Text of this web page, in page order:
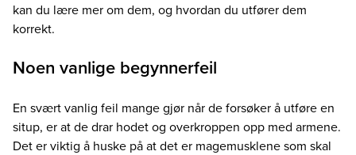
kan du lære mer om dem, og hvordan du utfører dem
korrekt.
Noen vanlige begynnerfeil
En svært vanlig feil mange gjør når de forsøker å utføre en
situp, er at de drar hodet og overkroppen opp med armene.
Det er viktig å huske på at det er magemusklene som skal